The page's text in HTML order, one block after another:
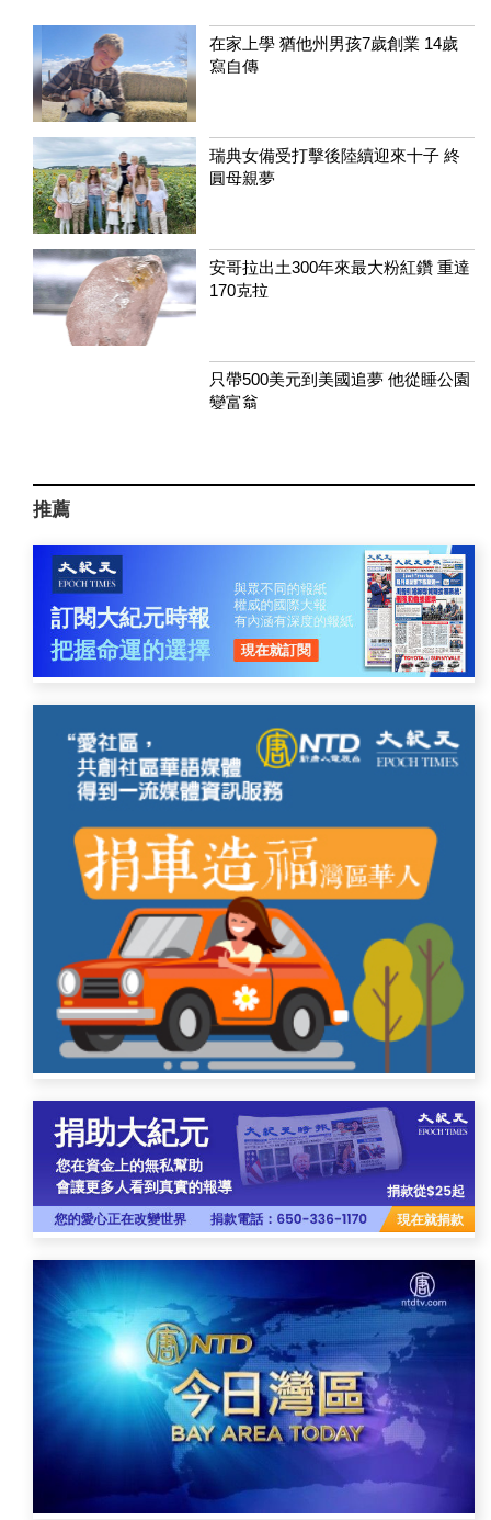
在家上學 猶他州男孩7歲創業 14歲
寫自傳
瑞典女備受打擊後陸續迎來十子 終
圓母親夢
安哥拉出土300年來最大粉紅鑽 重達
170克拉
只帶500美元到美國追夢 他從睡公園
變富翁
推薦